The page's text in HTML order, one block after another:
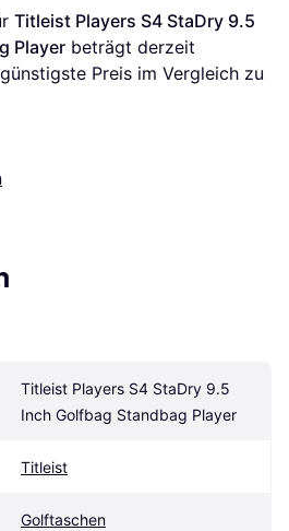
Titleist Players S4 StaDry 9.5
Player
Titleist Players S4 StaDry 9.5
Inch Golfbag Standbag Player
Titleist
Golftaschen